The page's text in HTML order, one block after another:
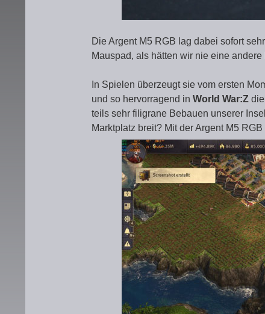
Die Argent M5 RGB lag dabei sofort
Mauspad, als hätten wir nie eine andere
In Spielen überzeugt sie vom ersten
und so hervorragend in World War:Z
teils sehr filigrane Bebauen unserer
Marktplatz breit? Mit der Argent M5